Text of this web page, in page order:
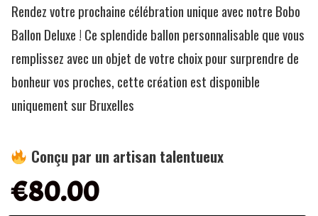
Rendez votre prochaine célébration unique avec notre Bobo
Ballon Deluxe ! Ce splendide ballon personnalisable que vous
remplissez avec un objet de votre choix pour surprendre de
bonheur vos proches, cette création est disponible
uniquement sur Bruxelles
Conçu par un artisan talentueux
€80.00